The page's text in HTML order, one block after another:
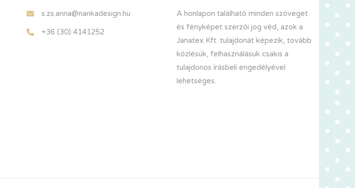
s.zs.anna@nankadesign.hu
+36 (30) 4141252
A honlapon található minden szöveget
és fényképet szerzői jog véd, azok a
Janatex Kft. tulajdonát képezik, tovább
közlésük, felhasználásuk csakis a
tulajdonos írásbeli engedélyével
lehetséges.